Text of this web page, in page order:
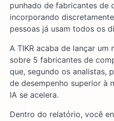
punhado de fabricantes de
incorporando
pessoas já usam todos os
A TIKR acaba de lançar
sobre 5 fabricantes de
que, segundo os analistas,
de desempenho superior à
IA se acelera.
Dentro do relatório, você